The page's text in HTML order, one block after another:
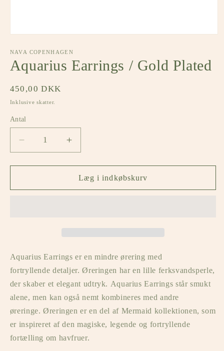
1
modus
NAVA COPENHAGEN
Aquarius Earrings / Gold Plated
Normalpris
450,00 DKK
Inklusive skatter.
Antal
Antal
Reducer
antallet
for
Earrings
Øg
antallet
for
Aquarius
Earrings
Læg i indkøbskurv
Aquarius Earrings er en mindre ørering med
fortryllende detaljer. Øreringen har en lille ferksvandsperle,
der skaber et elegant udtryk. Aquarius Earrings står smukt
alene, men kan også nemt kombineres med andre
øreringe. Øreringen er en del af Mermaid kollektionen, som
er inspireret af den magiske, legende og fortryllende
fortælling om havfruer.